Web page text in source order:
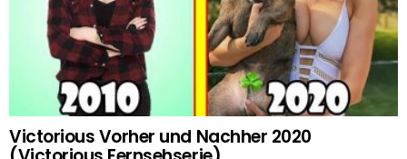
Victorious Vorher und Nachher 2020